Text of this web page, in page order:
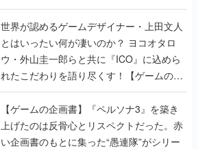
世界が認めるゲームデザイナー・上田文人
とはいったい何が凄いのか？ ヨコオタロ
ウ・外山圭一郎らと共に『ICO』に込めら
れたこだわりを語り尽くす！【ゲームの企
画書】
【ゲームの企画書】『ペルソナ3』を築き
上げたのは反骨心とリスペクトだった。赤
い企画書のもとに集った“愚連隊”がシリー